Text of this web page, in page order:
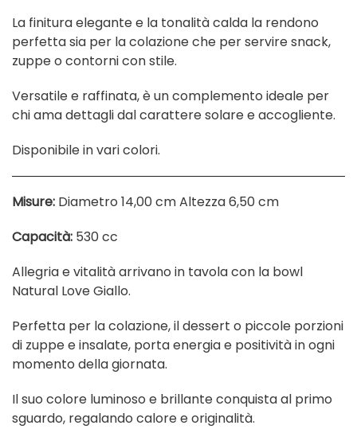
La finitura elegante e la tonalità calda la rendono
perfetta sia per la colazione che per servire snack,
zuppe o contorni con stile.
Versatile e raffinata, è un complemento ideale per
chi ama dettagli dal carattere solare e accogliente.
Disponibile in vari colori.
Misure: Diametro 14,00 cm Altezza 6,50 cm
Capacità: 530 cc
Allegria e vitalità arrivano in tavola con la bowl
Natural Love Giallo.
Perfetta per la colazione, il dessert o piccole porzioni
di zuppe e insalate, porta energia e positività in ogni
momento della giornata.
Il suo colore luminoso e brillante conquista al primo
sguardo, regalando calore e originalità.